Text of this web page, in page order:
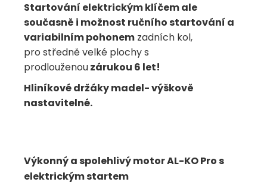
Startování elektrickým klíčem ale
současně i možnost ručního startování a
variabilním pohonem zadních kol,
pro středně velké plochy s
prodlouženouzárukou 6 let!
Hliníkové držáky madel- výškově
nastavitelné.
Výkonný a spolehlivý motor AL-KO Pro s
elektrickým startem